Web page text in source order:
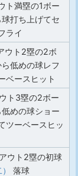
ト満塁の1ボー
打ち上げてセ
ライ
ウト2塁の2ボ
低めの球レフ
ベースヒット
ト3塁の2ボー
めの球ショー
ツーベースヒッ
ウト2塁の初球
落球